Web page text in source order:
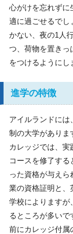
心がけを忘れずに
適に過ごせるでし
かない、夜の1人
つ、荷物を置きっ
をつけるようにし
進学の特徴
アイルランドには
制の大学がありま
カレッジでは、実
コースを修了す
った資格が与え
業の資格証明と、
学校によりますが
るところが多い
前にカレッジ付属